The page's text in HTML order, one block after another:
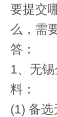
要提交
么，需
答：
1、无
料：
(1) 备